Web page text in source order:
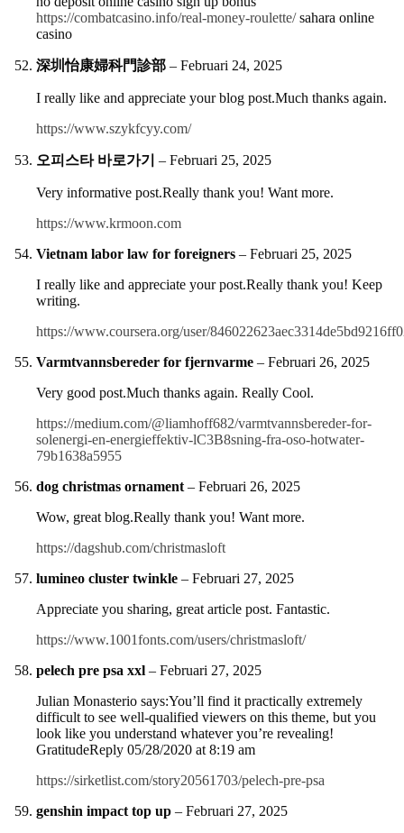
https://combatcasino.info/real-money-roulette/sahara online
casino
深圳怡康婦科門診部 – Februari 24, 2025
I really like and appreciate your blog post.Much thanks again.
https://www.szykfcyy.com/
오피스타 바로가기 – Februari 25, 2025
Very informative post.Really thank you! Want more.
https://www.krmoon.com
Vietnam labor law for foreigners – Februari 25, 2025
I really like and appreciate your post.Really thank you! Keep
writing.
https://www.coursera.org/user/
Varmtvannsbereder for fjernvarme – Februari 26, 2025
Very good post.Much thanks again. Really Cool.
https://medium.com/@liamhoff682/varmtvannsbereder-for-
solenergi-en-energieffektiv-lC3B8sning-fra-oso-hotwater-
79b1638a5955
dog christmas ornament – Februari 26, 2025
Wow, great blog.Really thank you! Want more.
https://dagshub.com/christmasloft
lumineo cluster twinkle – Februari 27, 2025
Appreciate you sharing, great article post. Fantastic.
https://www.1001fonts.com/users/christmasloft/
pelech pre psa xxl – Februari 27, 2025
Julian Monasterio says:You’ll find it practically extremely
difficult to see well-qualified viewers on this theme, but you
look like you understand whatever you’re revealing!
GratitudeReply 05/28/2020 at 8:19 am
https://sirketlist.com/story20561703/pelech-pre-psa
genshin impact top up – Februari 27, 2025